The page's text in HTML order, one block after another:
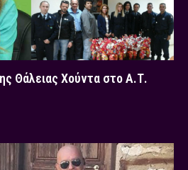
Θάλειας Χούντα στο Α.Τ.